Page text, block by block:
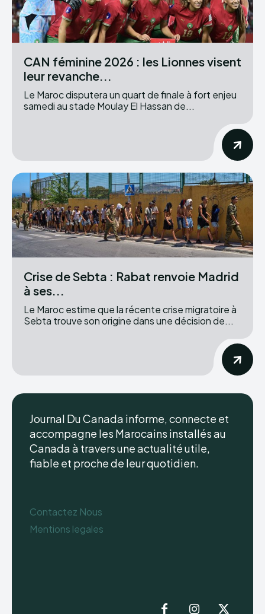
CAN féminine 2026 : les Lionnes visent
leur revanche...
Le Maroc disputera un quart de finale à fort enjeu
samedi au stade Moulay El Hassan de...
Crise de Sebta : Rabat renvoie Madrid
à ses...
Le Maroc estime que la récente crise migratoire à
Sebta trouve son origine dans une décision de...
Journal Du Canada informe, connecte et
accompagne les Marocains installés au
Canada à travers une actualité utile,
fiable et proche de leur quotidien.
Contactez Nous
Mentions legales